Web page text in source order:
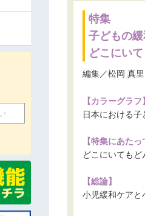
特集
子どもの
どこにい
編集／松岡 真里
【カラーグラフ
日本における
【特集にあたっ
どこにいても
【総論】
小児緩和ケアと